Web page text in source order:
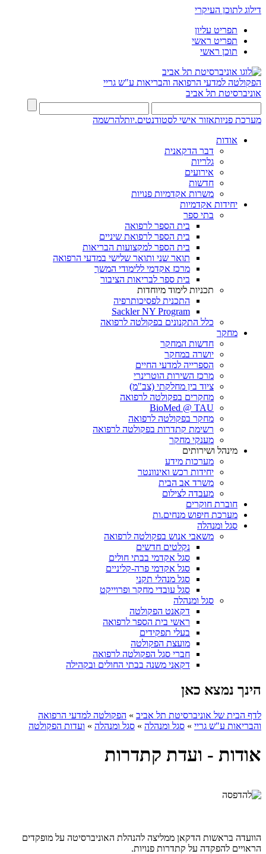
דילוג לתוכן העיקרי
תפריט עליון
תפריט ראשי
תוכן ראשי
הפקולטה למדעי הרפואה והבריאות ע"ש גריי
אוניברסיטת תל אביב
מערכת פניותאזור אישי לסטודנטים.יותלהרשמה
אודות
דבר הדקאנית
גלריות
אירועים
חדשות
משרות אקדמיות פנויות
יחידות אקדמיות
בתי ספר
בית הספר לרפואה
בית הספר לרפואת שיניים
בית הספר למקצועות הבריאות
תואר שני ותואר שלישי במדעי הרפואה
מרכז אקדמי ללימודי המשך
בית ספר לבריאות הציבור
תכניות לימוד מיוחדות
התכנית לפסיכותרפיה
Sackler NY Program
כלל התקנונים בפקולטה לרפואה
מחקר
חדשות המחקר
יושרה במחקר
הספרייה למדעי החיים
מרכז השירות הוטרינרי
ציוד בין מחלקתי (צב"מ)
מחקרים בפקולטה לרפואה
BioMed @ TAU
מחקר בפקולטה לרפואה
רשימת קתדרות בפקולטה לרפואה
מענקי מחקר
מינהל ושירותים
מערכות מידע
יחידות רכש ואינוונטר
משרד אב הבית
מעבדה לצילום
חוברת חוקרים
מערכת חיפוש מנחים.ות
סגל ומנהלה
משאבי אנוש בפקולטה לרפואה
נקלטים חדשים
סגל אקדמי בבתי חולים
סגל אקדמי פרה-קליניים
סגל מנהלי תקני
סגל עובדי מחקר ופרוייקט
סגל ומנהלה
דקאנט הפקולטה
ראשי בית הספר לרפואה
בעלי תפקידים
מועצת הפקולטה
חברי סגל הפקולטה לרפואה
דקאני משנה בבתי החולים ובקהילה
הינך נמצא כאן
לדף הבית של אוניברסיטת תל אביב » הפקולטה למדעי הרפואה
והבריאות ע"ש גריי » סגל ומנהלה » סגל ומנהלה » ועדות הפקולטה
אודות - ועדת קתדרות
הוועדה בראשות הדקאן ממליצה להנהלת האוניברסיטה על מופקדים
הראויים להפקדה על קתדרות פנויות.